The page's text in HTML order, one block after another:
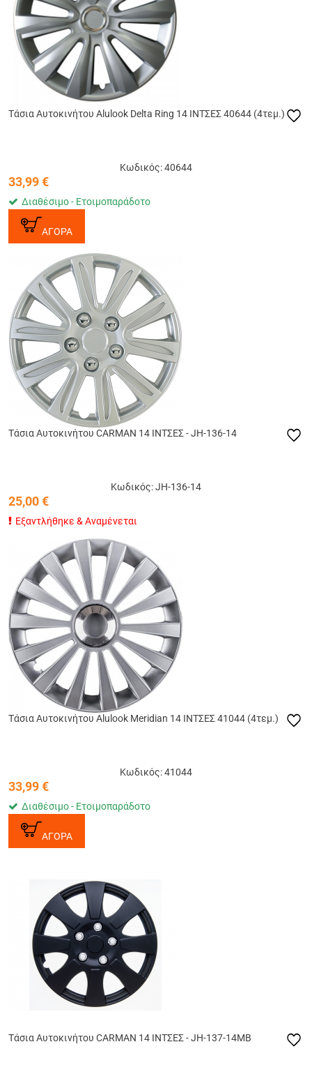
Tάσια Αυτοκινήτου Alulook Delta Ring 14 ΙΝΤΣΕΣ 40644 (4τεμ.)
Κωδικός: 40644
33,99€
Διαθέσιμο - Ετοιμοπαράδοτο
ΑΓΟΡΑ
Tάσια Αυτοκινήτου CARMAN 14 ΙΝΤΣΕΣ - JH-136-14
Κωδικός: JH-136-14
25,00€
Εξαντλήθηκε & Αναμένεται
Tάσια Αυτοκινήτου Alulook Meridian 14 ΙΝΤΣΕΣ 41044 (4τεμ.)
Κωδικός: 41044
33,99€
Διαθέσιμο - Ετοιμοπαράδοτο
ΑΓΟΡΑ
Tάσια Αυτοκινήτου CARMAN 14 ΙΝΤΣΕΣ - JH-137-14MB